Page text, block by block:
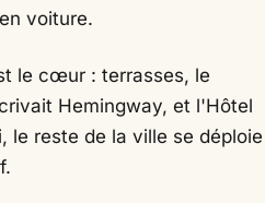
voiture.
le cœur : terrasses, le
Hemingway, et l'Hôtel
le reste de la ville se déploie